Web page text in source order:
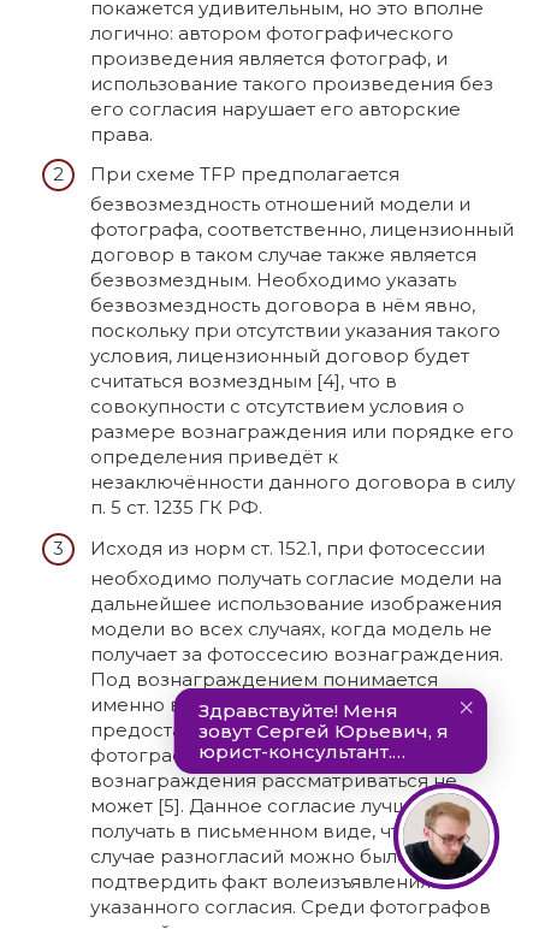
покажется удивительным, но это вполне
логично: автором фотографического
произведения является фотограф, и
использование такого произведения без
его согласия нарушает его авторские
права.
При схеме TFP предполагается
безвозмездность отношений модели и
фотографа, соответственно, лицензионный
договор в таком случае также является
безвозмездным. Необходимо указать
безвозмездность договора в нём явно,
поскольку при отсутствии указания такого
условия, лицензионный договор будет
считаться возмездным [4], что в
совокупности с отсутствием условия о
размере вознаграждения или порядке его
определения приведёт к
незаключённости данного договора в силу
п. 5 ст. 1235 ГК РФ.
Исходя из норм ст. 152.1, при фотосессии
необходимо получать согласие модели на
дальнейшее использование изображения
модели во всех случаях, когда модель не
получает за фотоссесию вознаграждения.
Под вознаграждением понимается
именно выплата денежных средств,
предоставление модели готовых
фотографий в качестве такого
вознаграждения рассматриваться не
может [5]. Данное согласие лучше всего
получать в письменном виде, чтобы в
случае разногласий можно было
подтвердить факт волеизъявления
указанного согласия. Среди фотографов